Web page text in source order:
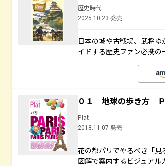
歴史時代
2025.10.23 発売
日本の城や古戦場、武将
イドする歴史ファン必携の
０１ 地球の歩き方
Plat
2018.11.07 発売
花の都パリでやるべき「見
図解で案内するビジュアル